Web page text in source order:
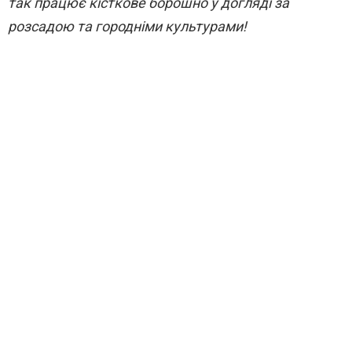
розсадою та городніми культурами!